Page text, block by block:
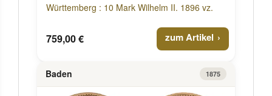
Württemberg : 10 Mark Wilhelm II. 1896 vz.
759,00 € zum Artikel
Baden 1875